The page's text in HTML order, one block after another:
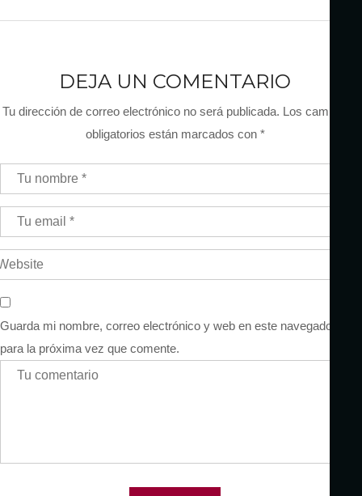
DEJA UN COMENTARIO
Tu dirección de correo electrónico no será publicada. Los campos
obligatorios están marcados con *
Guarda mi nombre, correo electrónico y web en este navegador
para la próxima vez que comente.